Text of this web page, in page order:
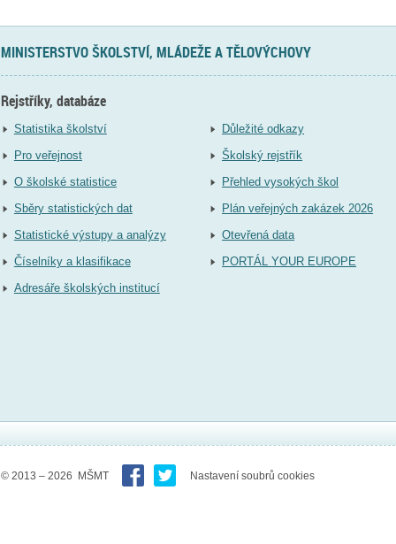
MINISTERSTVO ŠKOLSTVÍ, MLÁDEŽE A TĚLOVÝCHOVY
Rejstříky, databáze
Statistika školství
Pro veřejnost
O školské statistice
Sběry statistických dat
Statistické výstupy a analýzy
Číselníky a klasifikace
Adresáře školských institucí
Důležité odkazy
Školský rejstřík
Přehled vysokých škol
Plán veřejných zakázek 2026
Otevřená data
PORTÁL YOUR EUROPE
© 2013 – 2026 MŠMT Nastavení soubrů cookies